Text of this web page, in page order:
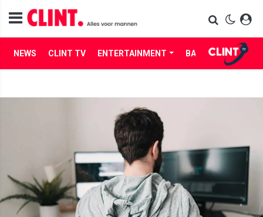
NEWS CLINT TV ENTERTAINMENT BABES LIFE